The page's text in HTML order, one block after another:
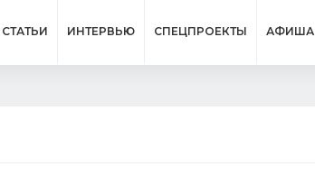
СТАТЬИ ИНТЕРВЬЮ СПЕЦПРОЕКТЫ АФИША